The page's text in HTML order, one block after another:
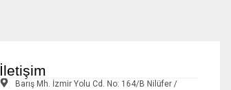
İletişim
Barış Mh. İzmir Yolu Cd. No: 164/B Nilüfer /